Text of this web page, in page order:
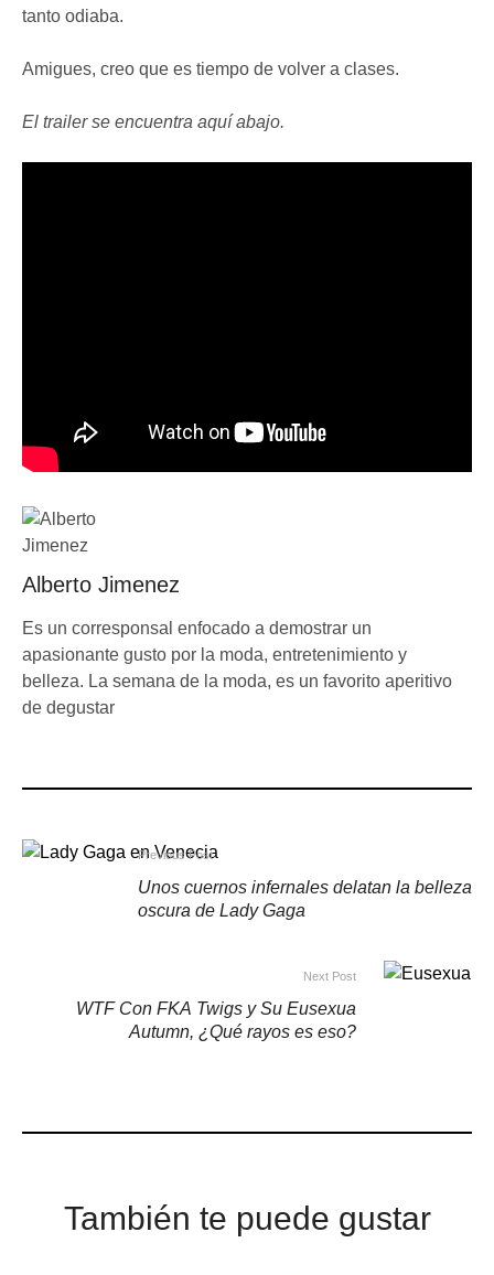
tanto odiaba.
Amigues, creo que es tiempo de volver a clases.
El trailer se encuentra aquí abajo.
Alberto Jimenez
Es un corresponsal enfocado a demostrar un
apasionante gusto por la moda, entretenimiento y
belleza. La semana de la moda, es un favorito aperitivo
de degustar
Previous Post
Unos cuernos infernales delatan la belleza
oscura de Lady Gaga
Next Post
WTF Con FKA Twigs y Su Eusexua
Autumn, ¿Qué rayos es eso?
También te puede gustar